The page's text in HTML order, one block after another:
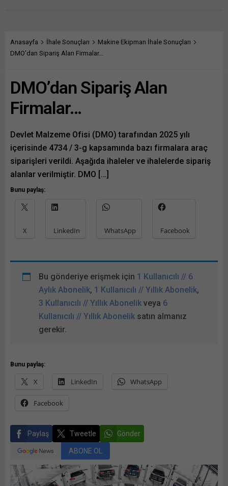
paylaş: X'te paylaşmak için
tıklayın (Yeni pencerede
pencerede açılır) LinkedIn
WhatsApp'ta paylaşmak için
tıklayın (Yeni pencerede
açılır) WhatsApp
tıklayın (Yeni...
olan Osman Kurt, yeni
sorumlu olacak. Kurt,
markanın kurumsal itibarının
Anasayfa İhale Sonuçları
Makine Ekipman İhale Sonuçları
DMO’dan Sipariş Alan Firmalar…
DMO’dan Sipariş Alan
Firmalar…
Devlet Malzeme Ofisi (DMO) tarafından 2025 yılı
içerisinde 4734 / 3-g kapsamında bazı firmalara araç
siparişleri verildi. Aşağıda ihaleler ve ihalelerde sipariş
alanlar verilmiştir. DMO […]
Bunu paylaş:
X LinkedIn WhatsApp Facebook
Bu gönderiye erişmek için 1 Kullanıcılı // 6
Aylık Abonelik, 1 Kullanıcılı // Yıllık Abonelik,
3 Kullanıcılı // Yıllık Abonelik veya 6
Kullanıcılı // Yıllık Abonelik satın almanız
gerekir.
Bunu paylaş:
X LinkedIn WhatsApp
Facebook
Paylaş Tweetle Gönder
ABONE OL